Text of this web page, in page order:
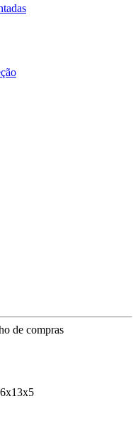
de compras